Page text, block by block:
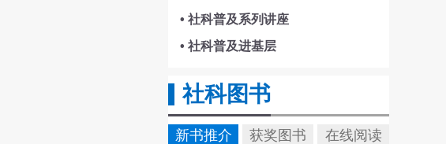
• 社科普及系列讲座
• 社科普及进基层
社科图书
新书推介 获奖图书 在线阅读